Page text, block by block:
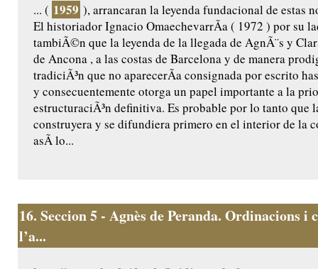
... ( 1959 ), arrancaran la leyenda fundacional de estas
El historiador Ignacio OmaechevarrÃ­a ( 1972 ) por su
tambiÃ©n que la leyenda de la llegada de AgnÃ¨s y
de Ancona , a las costas de Barcelona y de manera
tradiciÃ³n que no aparecerÃ­a consignada por escrito
y consecuentemente otorga un papel importante a la
estructuraciÃ³n definitiva. Es probable por lo tanto que
construyera y se difundiera primero en el interior de la
asÃ­ lo...
16. Seccion 5 - Agnès de Peranda. Ordinacions i
l’a...